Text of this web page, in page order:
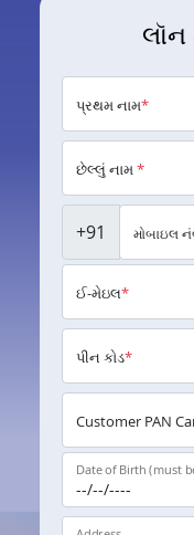
લૉન
પ્રથમ નામ*
છેલ્લું નામ*
+91 મોબાઇલ
ઈ-મેઇલ*
પીન કોડ*
Customer PAN
Date of Birth (must